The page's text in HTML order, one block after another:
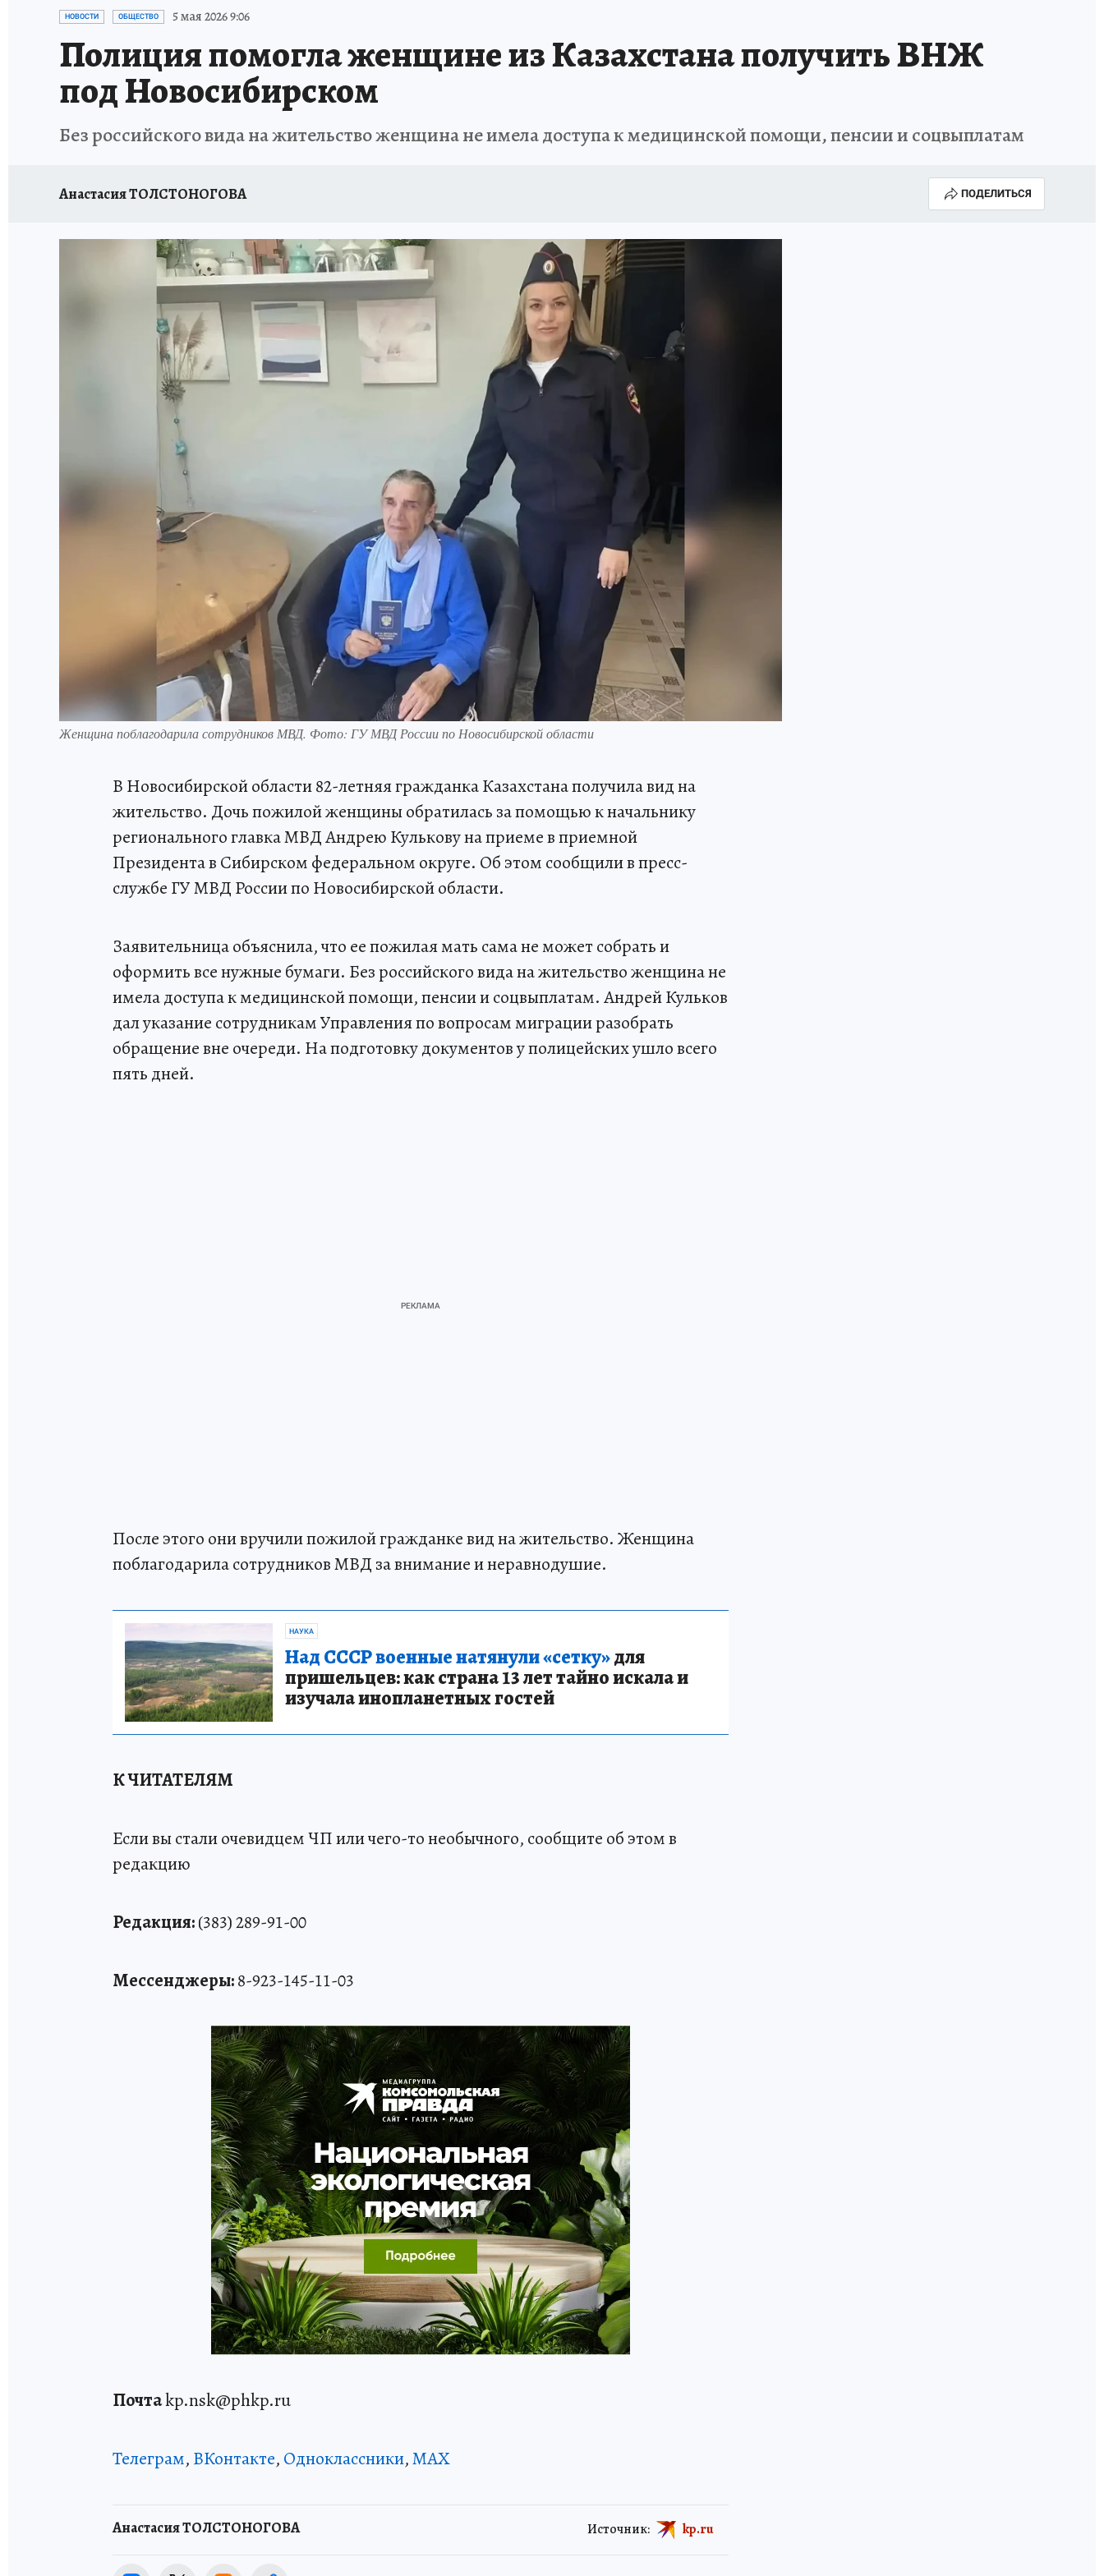
ОТДЫХ В РОССИИ
НОВОСТИ ОБЩЕСТВО 5 мая 2026 9:06
Полиция помогла женщине из Казахстана получить ВНЖ
под Новосибирском
Без российского вида на жительство женщина не имела доступа к медицинской помощи, пенсии и соцвыплатам
Анастасия ТОЛСТОНОГОВА ПОДЕЛИТЬСЯ
Женщина поблагодарила сотрудников МВД. Фото: ГУ МВД России по Новосибирской области
В Новосибирской области 82-летняя гражданка Казахстана получила вид на
жительство. Дочь пожилой женщины обратилась за помощью к начальнику
регионального главка МВД Андрею Кулькову на приеме в приемной
Президента в Сибирском федеральном округе. Об этом сообщили в пресс-
службе ГУ МВД России по Новосибирской области.
Заявительница объяснила, что ее пожилая мать сама не может собрать и
оформить все нужные бумаги. Без российского вида на жительство женщина не
имела доступа к медицинской помощи, пенсии и соцвыплатам. Андрей Кульков
дал указание сотрудникам Управления по вопросам миграции разобрать
обращение вне очереди. На подготовку документов у полицейских ушло всего
пять дней.
После этого они вручили пожилой гражданке вид на жительство. Женщина
поблагодарила сотрудников МВД за внимание и неравнодушие.
НАУКА
Над СССР военные натянули «сетку»для
пришельцев: как страна 13 лет тайно искала и
изучала инопланетных гостей
К ЧИТАТЕЛЯМ
Если вы стали очевидцем ЧП или чего-то необычного, сообщите об этом в
редакцию
Редакция:(383) 289-91-00
Мессенджеры:8-923-145-11-03
Почтаkp.nsk@phkp.ru
Телеграм, ВКонтакте, Одноклассники,MAX
Анастасия ТОЛСТОНОГОВА Источник: kp.ru